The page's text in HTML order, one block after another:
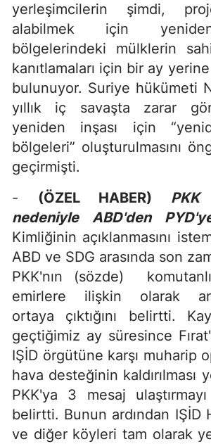
yerleşimcilerin şimdi,
alabilmek için
bölgelerindeki mülklerin
kanıtlamaları için bir ay
bulunuyor. Suriye hükümeti
yıllık iç savaşta zarar
yeniden inşası için
bölgeleri” oluşturulmasını
geçirmişti.
-
(ÖZEL HABER) PKK
nedeniyle ABD'den
Kimliğinin açıklanmasını
ABD ve SDG arasında son
PKK'nın (sözde)
emirlere ilişkin olarak
ortaya çıktığını belirtti.
geçtiğimiz ay süresince
IŞİD örgütüne karşı muharip
hava desteğinin kaldırılması
PKK'ya 3 mesaj
belirtti. Bunun ardından IŞİD
ve diğer köyleri tam olarak